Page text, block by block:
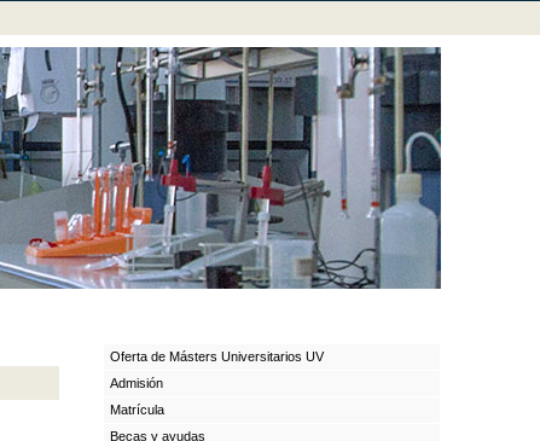
Oferta de Másters Universitarios UV
Admisión
Matrícula
Becas y ayudas